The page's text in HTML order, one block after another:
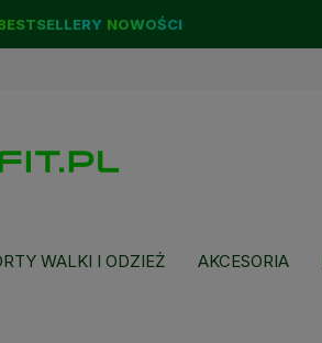
NOWOŚCI
WALKI I ODZIEŻ AKCESORIA